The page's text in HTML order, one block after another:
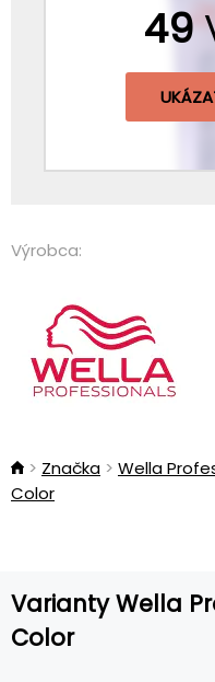
49
Výrobca:
Značka Wella
Color
Varianty Wella
Color